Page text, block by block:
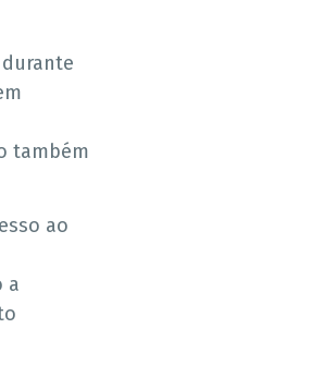
também
ao
a